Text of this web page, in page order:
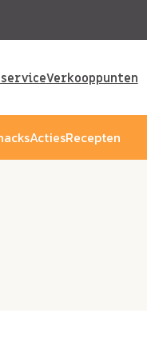
Verkooppunten
ActiesRecepten